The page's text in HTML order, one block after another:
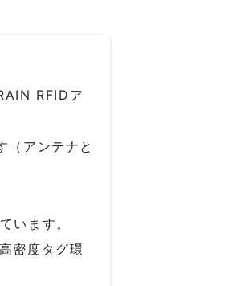
RFIDア
アンテナと
います。
密度タグ環